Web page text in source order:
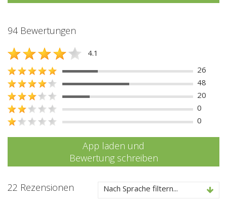
94 Bewertungen
4.1
26
48
20
0
0
App laden und
Bewertung schreiben
22 Rezensionen Nach Sprache filtern...